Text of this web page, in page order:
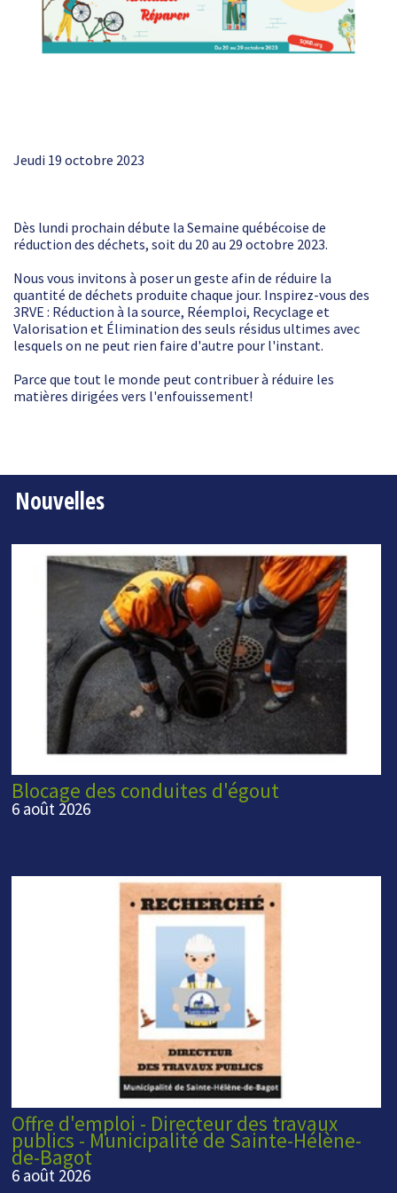
Jeudi 19 octobre 2023
Dès lundi prochain débute la Semaine québécoise de
réduction des déchets, soit du 20 au 29 octobre 2023.
Nous vous invitons à poser un geste afin de réduire la
quantité de déchets produite chaque jour. Inspirez-vous des
3RVE : Réduction à la source, Réemploi, Recyclage et
Valorisation et Élimination des seuls résidus ultimes avec
lesquels on ne peut rien faire d'autre pour l'instant.
Parce que tout le monde peut contribuer à réduire les
matières dirigées vers l'enfouissement!
Nouvelles
Blocage des conduites d'égout
6 août 2026
Offre d'emploi - Directeur des travaux
publics - Municipalité de Sainte-Hélène-
de-Bagot
6 août 2026